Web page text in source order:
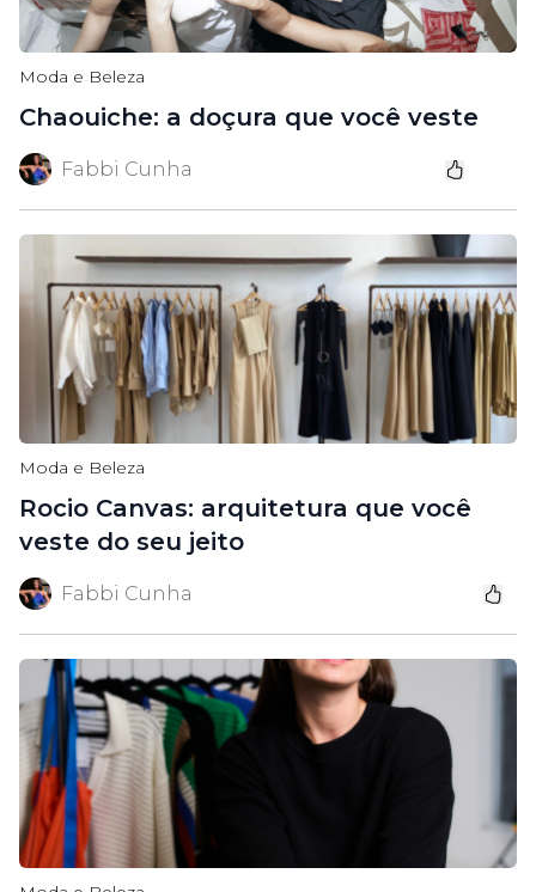
Moda e Beleza
Chaouiche: a doçura que você veste
Fabbi Cunha
Moda e Beleza
Rocio Canvas: arquitetura que você
veste do seu jeito
Fabbi Cunha